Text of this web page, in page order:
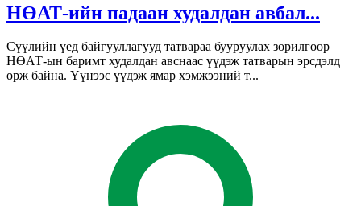
НӨАТ-ийн падаан худалдан авбал...
Сүүлийн үед байгууллагууд татвараа бууруулах зорилгоор
НӨАТ-ын баримт худалдан авснаас үүдэж татварын эрсдэлд
орж байна. Үүнээс үүдэж ямар хэмжээний т...